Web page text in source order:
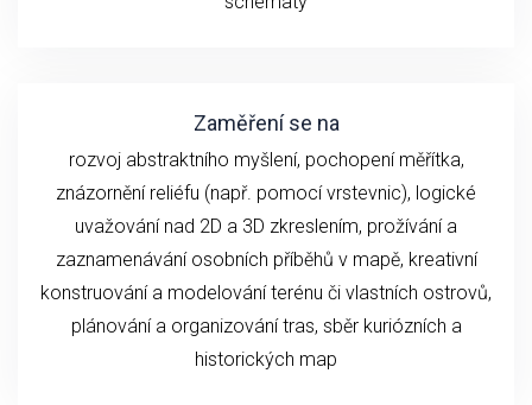
Zaměření se na
rozvoj abstraktního myšlení, pochopení měřítka,
znázornění reliéfu (např. pomocí vrstevnic), logické
uvažování nad 2D a 3D zkreslením, prožívání a
zaznamenávání osobních příběhů v mapě, kreativní
konstruování a modelování terénu či vlastních ostrovů,
plánování a organizování tras, sběr kuriózních a
historických map